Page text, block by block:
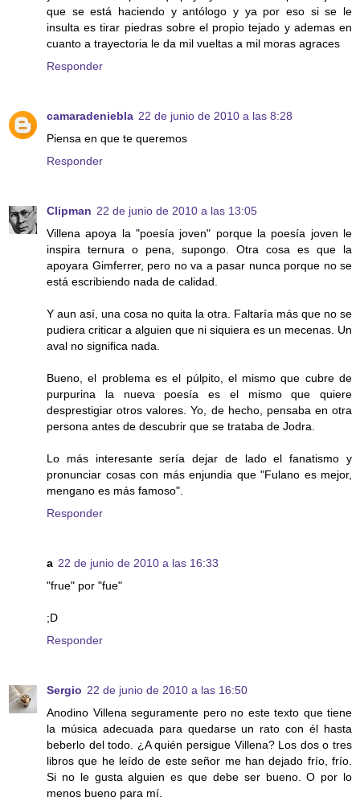
que se está haciendo y antólogo y ya por eso si se le
insulta es tirar piedras sobre el propio tejado y ademas en
cuanto a trayectoria le da mil vueltas a mil moras agraces
Responder
camaradeniebla 22 de junio de 2010 a las 8:28
Piensa en que te queremos
Responder
Clipman 22 de junio de 2010 a las 13:05
Villena apoya la "poesía joven" porque la poesía joven le
inspira ternura o pena, supongo. Otra cosa es que la
apoyara Gimferrer, pero no va a pasar nunca porque no se
está escribiendo nada de calidad.
Y aun así, una cosa no quita la otra. Faltaría más que no se
pudiera criticar a alguien que ni siquiera es un mecenas. Un
aval no significa nada.
Bueno, el problema es el púlpito, el mismo que cubre de
purpurina la nueva poesía es el mismo que quiere
desprestigiar otros valores. Yo, de hecho, pensaba en otra
persona antes de descubrir que se trataba de Jodra.
Lo más interesante sería dejar de lado el fanatismo y
pronunciar cosas con más enjundia que "Fulano es mejor,
mengano es más famoso".
Responder
a 22 de junio de 2010 a las 16:33
"frue" por "fue"
;D
Responder
Sergio 22 de junio de 2010 a las 16:50
Anodino Villena seguramente pero no este texto que tiene
la música adecuada para quedarse un rato con él hasta
beberlo del todo. ¿A quién persigue Villena? Los dos o tres
libros que he leído de este señor me han dejado frío, frío.
Si no le gusta alguien es que debe ser bueno. O por lo
menos bueno para mí.